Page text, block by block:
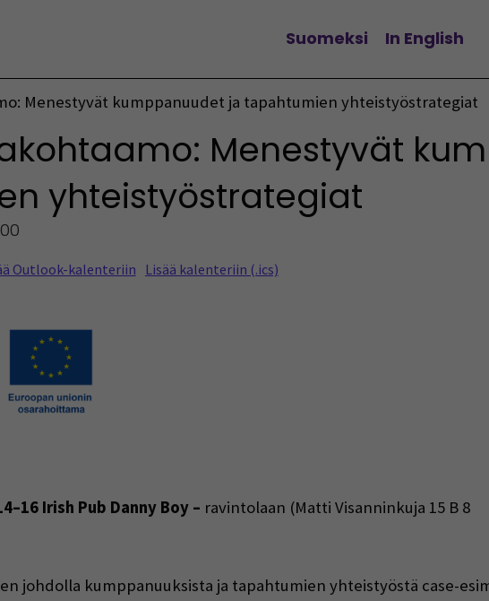
Vaihda kieltä
Suomeksi In English
Menestyvät kumppanuudet ja tapahtumien yhteistyöstrategiat
Menestyvät
yhteistyöstrategiat
Outlook-kalenteriin Lisää kalenteriin (.ics)
Irish Pub Danny Boy – ravintolaan (Matti Visanninkuja 15 B 8
johdolla kumppanuuksista ja tapahtumien yhteistyöstä case-